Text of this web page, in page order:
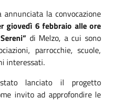
la convocazione
giovedì 6 febbraio alle ore
di Melzo, a cui sono
parrocchie, scuole,
interessati.
lanciato il progetto
invito ad approfondire le